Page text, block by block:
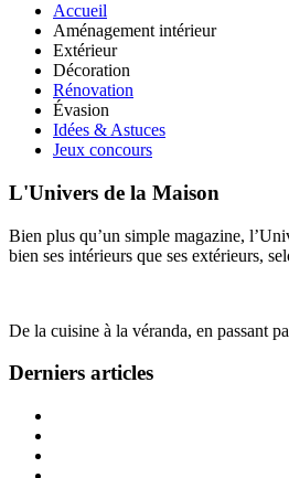
Accueil
Aménagement intérieur
Extérieur
Décoration
Rénovation
Évasion
Idées & Astuces
Jeux concours
L'Univers de la Maison
Bien plus qu’un simple magazine,
bien ses intérieurs que ses extérieurs,
De la cuisine à la véranda, en passant
Derniers articles